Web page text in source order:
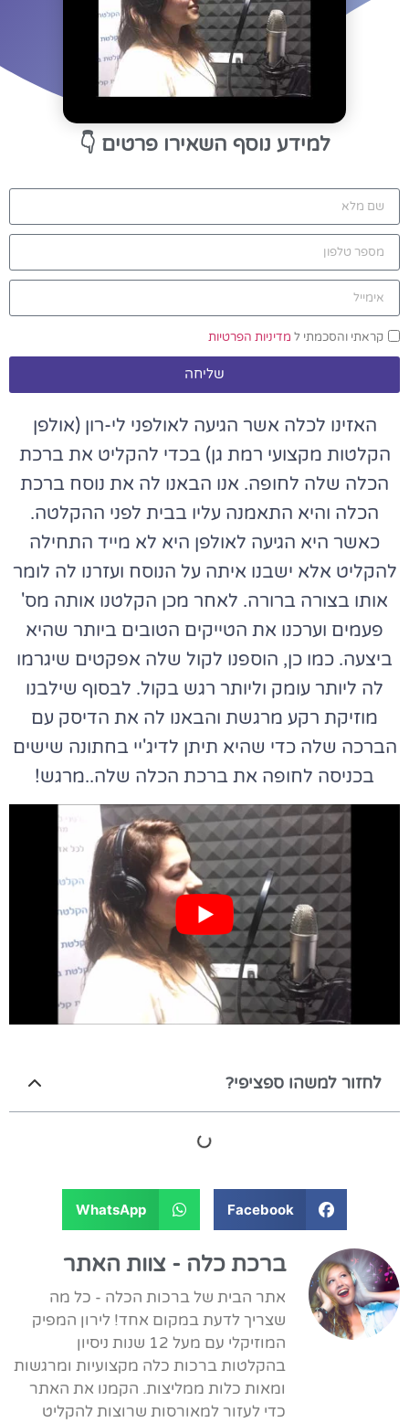
למידע נוסף השאירו פרטים 👇
קראתי והסכמתי ל מדיניות הפרטיות
שליחה
האזינו לכלה אשר הגיעה לאולפני לי-רון (אולפן
הקלטות מקצועי רמת גן) בכדי להקליט את ברכת
הכלה שלה לחופה. אנו הבאנו לה את נוסח ברכת
הכלה והיא התאמנה עליו בבית לפני ההקלטה.
כאשר היא הגיעה לאולפן היא לא מייד התחילה
להקליט אלא ישבנו איתה על הנוסח ועזרנו לה לומר
אותו בצורה ברורה. לאחר מכן הקלטנו אותה מס'
פעמים וערכנו את הטייקים הטובים ביותר שהיא
ביצעה. כמו כן, הוספנו לקול שלה אפקטים שיגרמו
לה ליותר עומק וליותר רגש בקול. לבסוף שילבנו
מוזיקת רקע מרגשת והבאנו לה את הדיסק עם
הברכה שלה כדי שהיא תיתן לדיג'יי בחתונה שישים
בכניסה לחופה את ברכת הכלה שלה..מרגש!
לחזור למשהו ספציפי?
Facebook
WhatsApp
ברכת כלה - צוות האתר
אתר הבית של ברכות הכלה - כל מה
שצריך לדעת במקום אחד! לירון המפיק
המוזיקלי עם מעל 12 שנות ניסיון
בהקלטות ברכות כלה מקצועיות ומרגשות
ומאות כלות ממליצות. הקמנו את האתר
כדי לעזור למאורסות שרוצות להקליט